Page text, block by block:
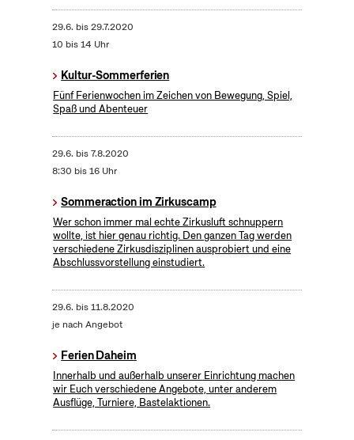
29.6. bis29.7.2020
10 bis 14 Uhr
Kultur-Sommerferien
Fünf Ferienwochen im Zeichen von Bewegung, Spiel,
Spaß und Abenteuer
29.6. bis7.8.2020
8:30 bis 16 Uhr
Sommeraction im Zirkuscamp
Wer schon immer mal echte Zirkusluft schnuppern
wollte, ist hier genau richtig. Den ganzen Tag werden
verschiedene Zirkusdisziplinen ausprobiert und eine
Abschlussvorstellung einstudiert.
29.6. bis11.8.2020
je nach Angebot
Ferien Daheim
Innerhalb und außerhalb unserer Einrichtung machen
wir Euch verschiedene Angebote, unter anderem
Ausflüge, Turniere, Bastelaktionen.